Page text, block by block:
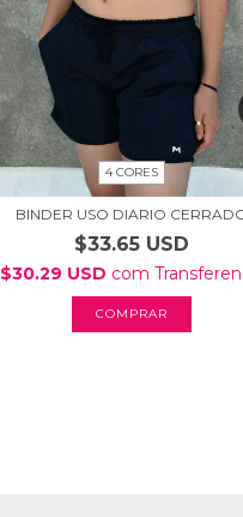
4 CORES
BINDER USO DIARIO
$33.65 USD
$30.29 USD com
COMPRAR